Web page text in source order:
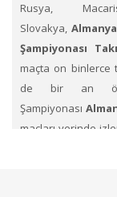
Rusya,
Slovakya, Almanya
Şampiyonası
maçta on binlerce
de bir an
Şampiyonası
maçları yerinde
birbiri karşısında